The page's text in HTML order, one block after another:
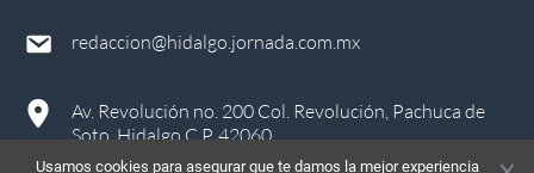
redaccion@hidalgo.jornada.com.mx
Av. Revolución no. 200 Col. Revolución, Pachuca de
Soto, Hidalgo C.P. 42060
Usamos cookies para asegurar que te damos la mejor experiencia